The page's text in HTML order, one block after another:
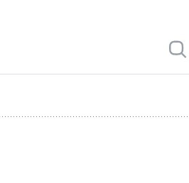
Медиа-центр
Новости в регионе
и аудитРынок акций